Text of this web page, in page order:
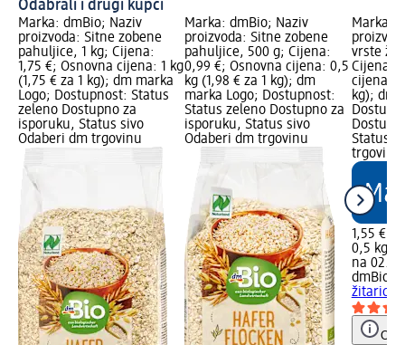
Odabrali i drugi kupci
Marka: dmBio; Naziv
proizvoda: Sitne zobene
pahuljice, 1 kg; Cijena:
1,75 €; Osnovna cijena: 1 kg
(1,75 € za 1 kg); dm marka
Logo; Dostupnost: Status
zeleno Dostupno za
isporuku, Status sivo
Odaberi dm trgovinu
Marka: dmBio; Naziv
proizvoda: Sitne zobene
pahuljice, 500 g; Cijena:
0,99 €; Osnovna cijena: 0,5
kg (1,98 € za 1 kg); dm
marka Logo; Dostupnost:
Status zeleno Dostupno za
isporuku, Status sivo
Odaberi dm trgovinu
Marka:
vrste
Cijena:
cijena:
kg); dm
Status
trgovinu
1,55 €
0,5 kg
na
dmBio
žitarica,